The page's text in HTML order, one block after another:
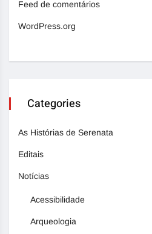
Feed de comentários
WordPress.org
Categories
As Histórias de Serenata
Editais
Notícias
Acessibilidade
Arqueologia